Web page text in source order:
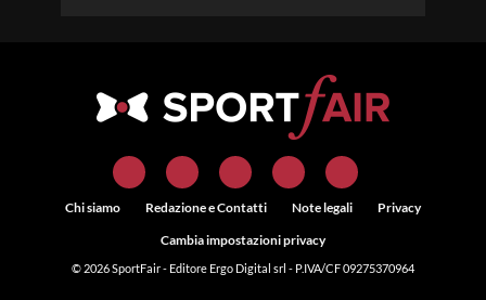
Chi siamo Redazione e Contatti Note legali
Privacy
Cambia impostazioni privacy
© 2026SportFair- Editore Ergo Digital srl - P.IVA/CF 09275370964